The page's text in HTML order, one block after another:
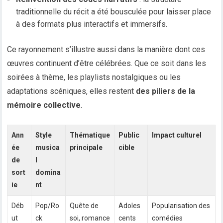
traditionnelle du récit a été bousculée pour laisser place
à des formats plus interactifs et immersifs.
Ce rayonnement s’illustre aussi dans la manière dont ces
œuvres continuent d’être célébrées. Que ce soit dans les
soirées à thème, les playlists nostalgiques ou les
adaptations scéniques, elles restent des piliers de la
mémoire collective.
Ann
ée
de
sort
ie
Style
musica
domina
nt
Thématique
principale
Public
cible
Impact culturel
Déb
ut
Pop/Ro
ck
Quête de
soi, romance
Adoles
cents
Popularisation des
comédies